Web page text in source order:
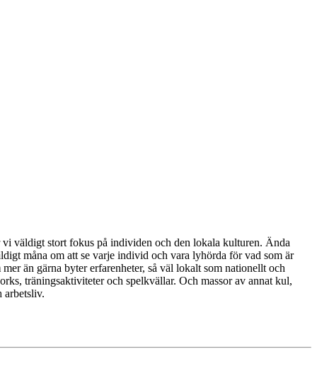
vi väldigt stort fokus på individen och den lokala kulturen. Ända
måna om att se varje individ och vara lyhörda för vad som är
än gärna byter erfarenheter, så väl lokalt som nationellt och
träningsaktiviteter och spelkvällar. Och massor av annat kul,
arbetsliv.